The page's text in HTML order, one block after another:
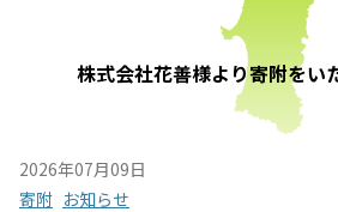
株式会社花善様より寄附をい
2026年07月09日
寄附 お知らせ